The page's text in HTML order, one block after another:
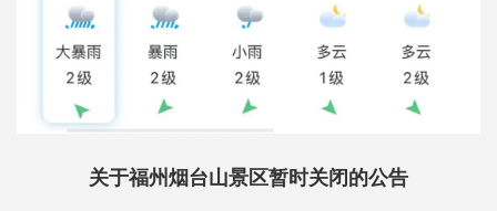
关于福州烟台山景区暂时关闭的公告